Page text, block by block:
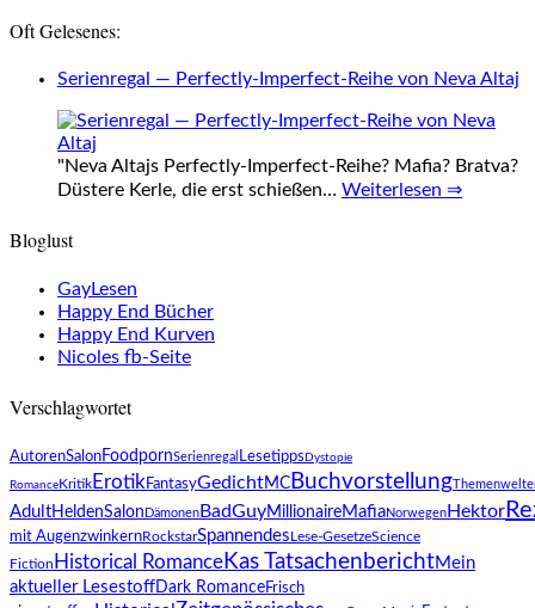
Oft Gelesenes:
Serienregal — Perfectly-Imperfect-Reihe von Neva Altaj
"Neva Altajs Perfectly-Imperfect-Reihe? Mafia? Bratva?
Düstere Kerle, die erst schießen… Weiterlesen ⇒
Bloglust
GayLesen
Happy End Bücher
Happy End Kurven
Nicoles fb-Seite
Verschlagwortet
AutorenSalonFoodpornSerienregal Lesetipps Dystopie
RomanceKritik Erotik FantasyGedichtMC Buchvorstellung
AdultHeldenSalon Dämonen BadGuyMillionaireMafiaNorwegen Hektor
mit AugenzwinkernRockstarSpannendesLese-GesetzeScience
Fiction Historical RomanceKas TatsachenberichtMein
aktueller LesestoffDark RomanceFrisch